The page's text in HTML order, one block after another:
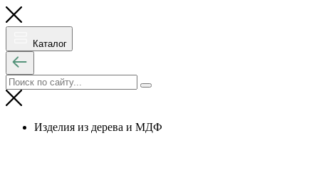
Каталог
Изделия из дерева и МДФ